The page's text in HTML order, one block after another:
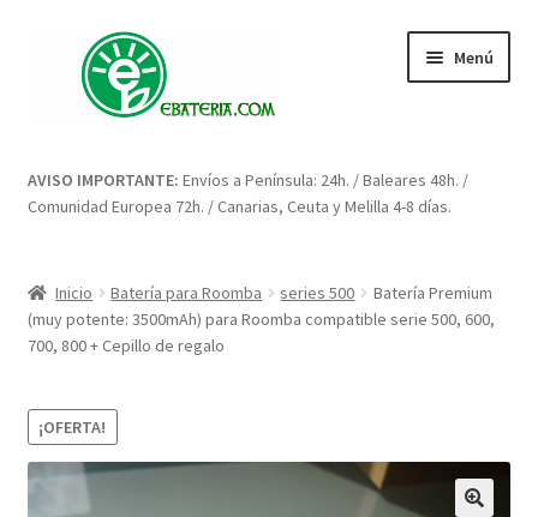
contenido
Menú
Blog: artículos y consejos
Condiciones
Contacto
Enova Bateria para Roomba
AVISO IMPORTANTE: Envíos a Península: 24h. / Baleares 48h. /
Comunidad Europea 72h. / Canarias, Ceuta y Melilla 4-8 días.
Inicio Batería para Roomba series 500
Batería Premium
(muy potente: 3500mAh) para Roomba compatible serie 500, 600,
700, 800 + Cepillo de regalo
¡OFERTA!